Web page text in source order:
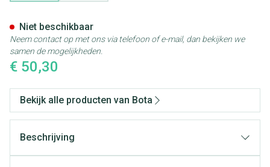
€ 50,30
Niet beschikbaar
Neem contact op met ons via telefoon of e-mail, dan bekijken we
samen de mogelijkheden.
Bekijk alle producten van Bota
Beschrijving